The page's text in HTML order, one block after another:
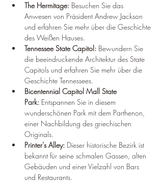
The Hermitage: Besuchen Sie das
Anwesen von Präsident Andrew Jackson
und erfahren Sie mehr über die Geschichte
des Weißen Hauses.
Tennessee State Capitol: Bewundern Sie
die beeindruckende Architektur des State
Capitols und erfahren Sie mehr über die
Geschichte Tennessees.
Bicentennial Capitol Mall State
Park: Entspannen Sie in diesem
wunderschönen Park mit dem Parthenon,
einer Nachbildung des griechischen
Originals.
Printer's Alley: Dieser historische Bezirk ist
bekannt für seine schmalen Gassen, alten
Gebäuden und einer Vielzahl von Bars
und Restaurants.